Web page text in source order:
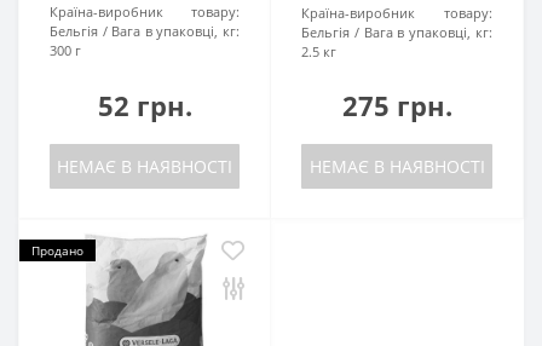
Країна-виробник товару:
Бельгія
Вага в упаковці, кг:
300 г
52 грн.
НЕМАЄ В НАЯВНОСТІ
Країна-виробник товару:
Бельгія
Вага в упаковці, кг:
2.5 кг
275 грн.
НЕМАЄ В НАЯВНОСТІ
Продано